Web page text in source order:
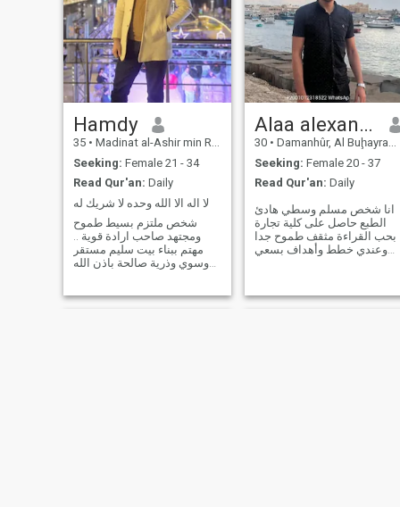
Hamdy
35 • Madinat al-Ashir min Ramadân, Ash Sharqīyah, Egypt
Seeking: Female 21 - 34
Read Qur'an: Daily
لا اله الا الله وحده لا شريك له
شخص ملتزم بسيط طموح
ومجتهد صاحب ارادة قوية ..
مهتم ببناء بيت سليم مستقر
وسوي وذرية صالحة باذن الله
فوقتها برجاء عدم المراسلة او
Alaa alexandran my Fac.Boo
30 • Damanhûr, Al Buḩayrah, Egypt
Seeking: Female 20 - 37
Read Qur'an: Daily
انا شخص مسلم وسطي هادئ
الطبع حاصل على كلية تجارة
بحب القراءة مثقف طموح جدا
وعندي خطط وأهداف بسعي
بحب السفر وبحب التعرف على